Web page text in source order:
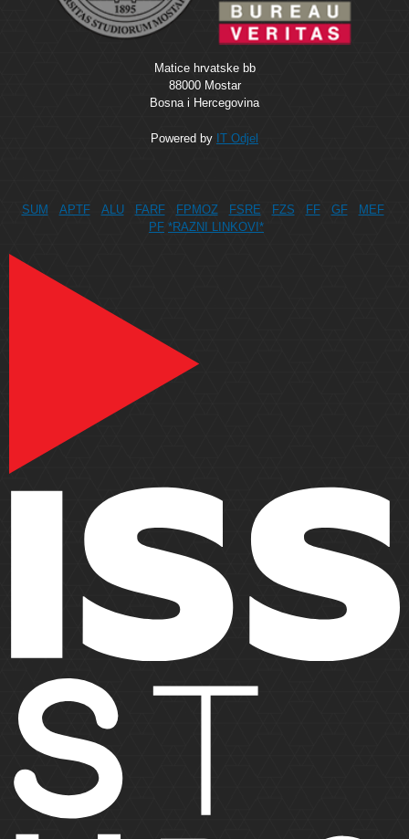
Matice hrvatske bb
88000 Mostar
Bosna i Hercegovina
Powered by IT Odjel
SUM APTF ALU FARF FPMOZ FSRE FZS FF GF
MEF
PF *RAZNI LINKOVI*